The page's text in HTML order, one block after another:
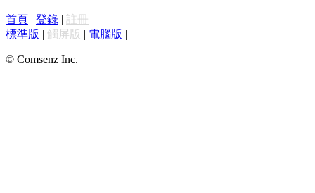
首頁 | 登錄 | 註冊
標準版 | 觸屏版 | 電腦版 |
© Comsenz Inc.